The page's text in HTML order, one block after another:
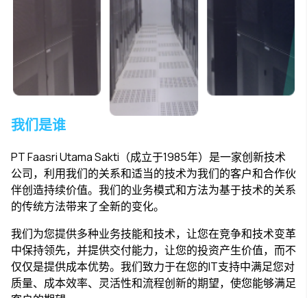
我们是谁
PT Faasri Utama Sakti（成立于1985年）是一家创新技术
公司，利用我们的关系和适当的技术为我们的客户和合作伙
伴创造持续价值。我们的业务模式和方法为基于技术的关系
的传统方法带来了全新的变化。
我们为您提供多种业务技能和技术，让您在竞争和技术变革
中保持领先，并提供交付能力，让您的投资产生价值，而不
仅仅是提供成本优势。我们致力于在您的IT支持中满足您对
质量、成本效率、灵活性和流程创新的期望，使您能够满足